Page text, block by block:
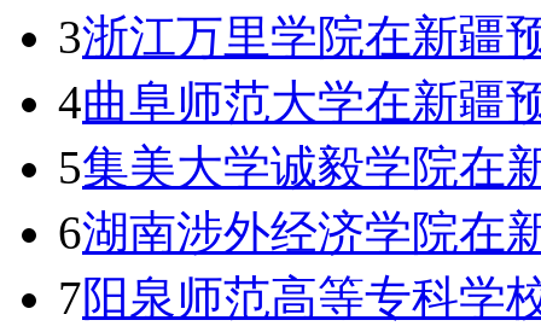
3浙江万里学院在新疆
4曲阜师范大学在新疆
5集美大学诚毅学院在
6湖南涉外经济学院在
7阳泉师范高等专科学